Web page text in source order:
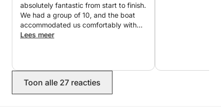
absolutely fantastic from start to finish.
We had a group of 10, and the boat
accommodated us comfortably with
plenty of space to relax. They
the best lunches of our trip. The food
was outstanding, the staff were
incredibly welcoming, and the views
Lees meer
Toon alle 27 reacties